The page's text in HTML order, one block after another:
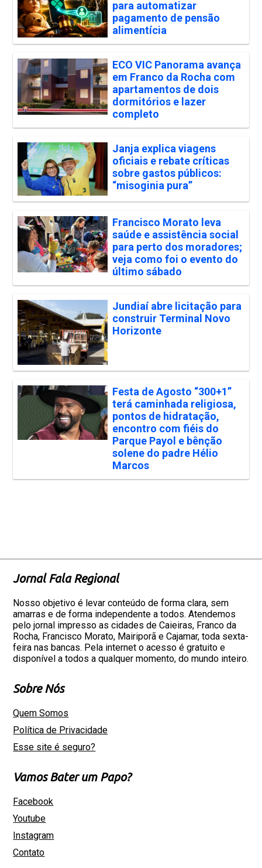
para automatizar
pagamento de pensão
alimentícia
ECO VIC Panorama avança
em Franco da Rocha com
apartamentos de dois
dormitórios e lazer
completo
Janja explica viagens
oficiais e rebate críticas
sobre gastos públicos:
“misoginia pura”
Francisco Morato leva
saúde e assistência social
para perto dos moradores;
veja como foi o evento do
último sábado
Jundiaí abre licitação para
construir Terminal Novo
Horizonte
Festa de Agosto “300+1”
terá caminhada religiosa,
pontos de hidratação,
encontro com fiéis do
Parque Payol e bênção
solene do padre Hélio
Marcos
Jornal Fala Regional
Nosso objetivo é levar conteúdo de forma clara, sem
amarras e de forma independente a todos. Atendemos
pelo jornal impresso as cidades de Caieiras, Franco da
Rocha, Francisco Morato, Mairiporã e Cajamar, toda sexta-
feira nas bancas. Pela internet o acesso é gratuito e
disponível a todos a qualquer momento, do mundo inteiro.
Sobre Nós
Quem Somos
Política de Privacidade
Esse site é seguro?
Vamos Bater um Papo?
Facebook
Youtube
Instagram
Contato